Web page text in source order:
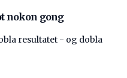
nokon gong
resultatet - og dobla